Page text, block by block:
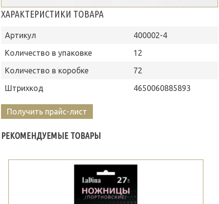
ХАРАКТЕРИСТИКИ ТОВАРА
Артикул
400002-4
Количество в упаковке
12
Количество в коробке
72
Штрихкод
4650060885893
Получить прайс-лист
РЕКОМЕНДУЕМЫЕ ТОВАРЫ